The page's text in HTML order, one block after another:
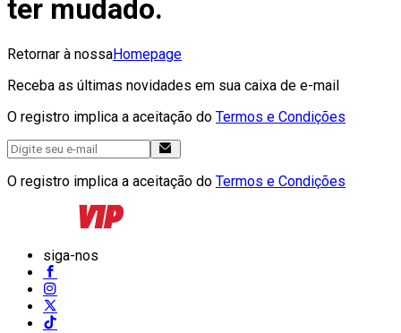
ter mudado.
Retornar à nossaHomepage
Receba as últimas novidades em sua caixa de e-mail
O registro implica a aceitação do Termos e Condições
O registro implica a aceitação do Termos e Condições
siga-nos